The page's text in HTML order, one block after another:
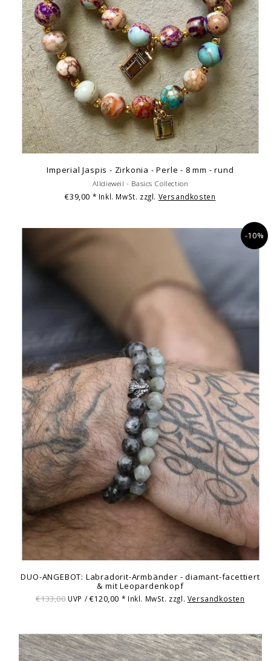
Imperial Jaspis - Zirkonia - Perle - 8 mm - rund
Alldieweil - Basics Collection
€39,00 * Inkl. MwSt. zzgl. Versandkosten
-10%
DUO-ANGEBOT: Labradorit-Armbänder - diamant-facettiert
& mit Leopardenkopf
€133,00 UVP / €120,00 * Inkl. MwSt. zzgl. Versandkosten